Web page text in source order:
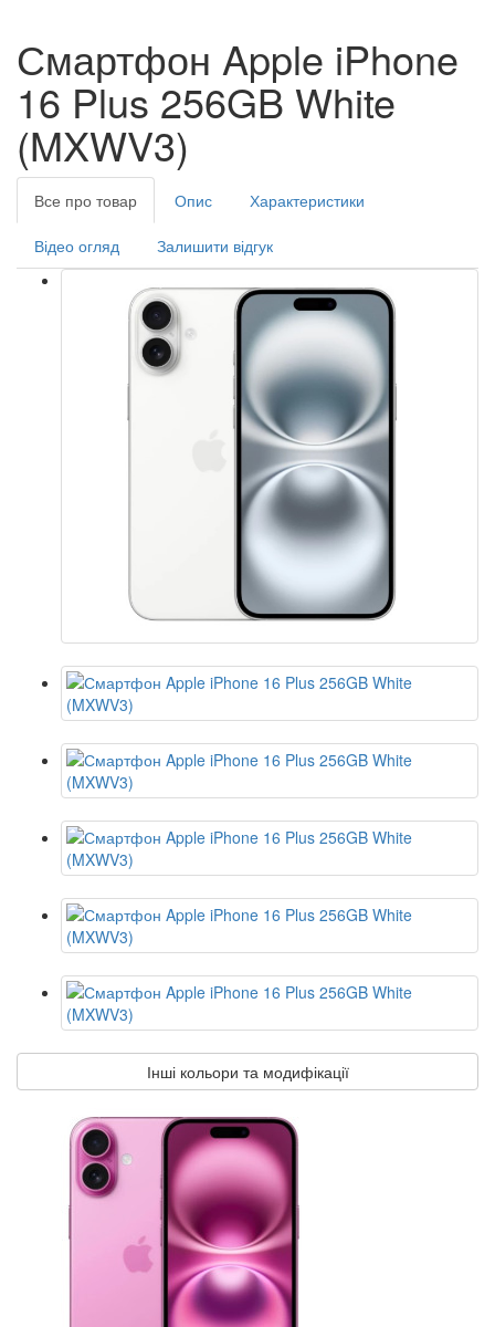
Смартфон Apple iPhone
16 Plus 256GB White
(MXWV3)
Все про товар Опис Характеристики
Відео огляд Залишити відгук
Інші кольори та модифікації